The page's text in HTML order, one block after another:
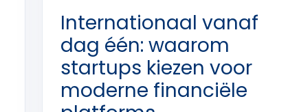
Internationaal vanaf
dag één: waarom
startups kiezen voor
moderne financiële